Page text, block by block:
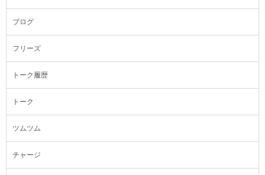
ブログ
フリーズ
トーク履歴
トーク
ツムツム
チャージ